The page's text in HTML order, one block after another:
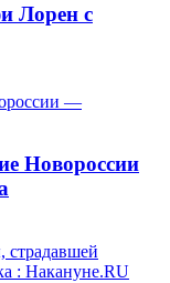
Лорен с
Новороссии